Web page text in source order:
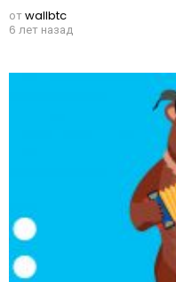
отwallbtc
6 лет назад